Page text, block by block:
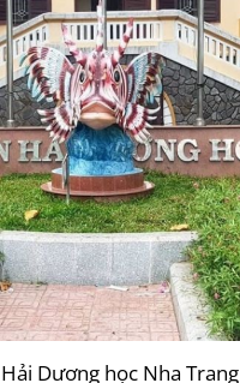
Dương học Nha Trang